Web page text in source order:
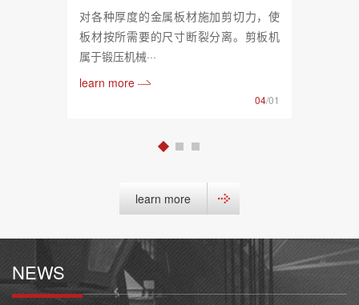
对各种厚度的金属板材施加剪切力，使
板材按所需要的尺寸断裂分离。剪板机
属于锻压机械···
learn more
04/01
learn more
NEWS